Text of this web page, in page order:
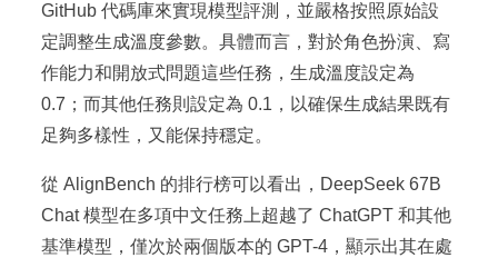
GitHub 代碼庫來實現模型評測，並嚴格按照原始設
定調整生成溫度參數。具體而言，對於角色扮演、寫
作能力和開放式問題這些任務，生成溫度設定為
0.7；而其他任務則設定為 0.1，以確保生成結果既有
足夠多樣性，又能保持穩定。
從 AlignBench 的排行榜可以看出，DeepSeek 67B
Chat 模型在多項中文任務上超越了 ChatGPT 和其他
基準模型，僅次於兩個版本的 GPT-4，顯示出其在處